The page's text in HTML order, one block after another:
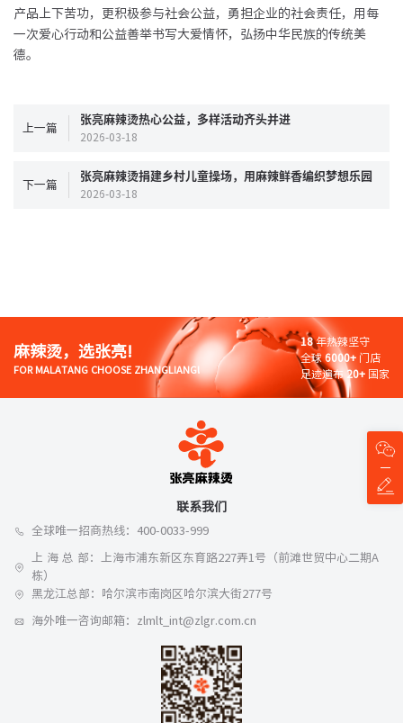
产品上下苦功，更积极参与社会公益，勇担企业的社会责任，用每
一次爱心行动和公益善举书写大爱情怀，弘扬中华民族的传统美
德。
上一篇
张亮麻辣烫热心公益，多样活动齐头并进
2026-03-18
下一篇
张亮麻辣烫捐建乡村儿童操场，用麻辣鲜香编织梦想乐园
2026-03-18
麻辣烫，选张亮!
FOR MALATANG CHOOSE ZHANGLIANG!
18年热辣坚守
全球 6000+ 门店
足迹遍布 20+ 国家
联系我们
全球唯一招商热线：400-0033-999
上 海 总 部：上海市浦东新区东育路227弄1号（前滩世贸中心二期A
栋）
黑龙江总部：哈尔滨市南岗区哈尔滨大街277号
海外唯一咨询邮箱：zlmlt_int@zlgr.com.cn